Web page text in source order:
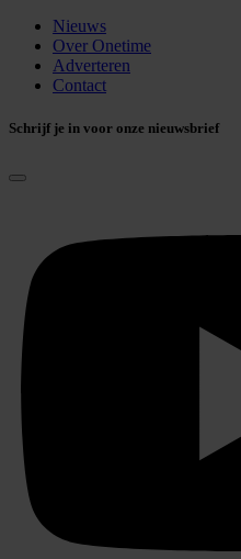
Nieuws
Over Onetime
Adverteren
Contact
Schrijf je in voor onze nieuwsbrief